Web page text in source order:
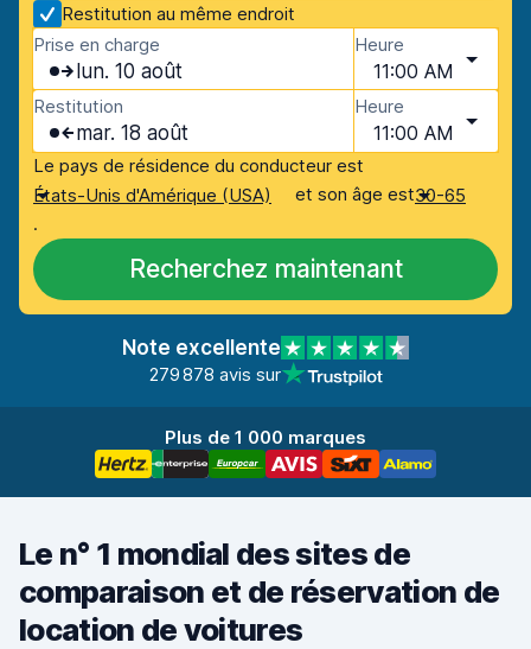
Restitution au même endroit
Prise en charge
lun. 10 août
Heure
11:00 AM
Restitution
mar. 18 août
Heure
11:00 AM
Le pays de résidence du conducteur est
États-Unis d'Amérique (USA)
et son âge est30-65
.
Recherchez maintenant
Note excellente
279 878 avis sur
Plus de 1 000 marques
Le n° 1 mondial des sites de
comparaison et de réservation de
location de voitures